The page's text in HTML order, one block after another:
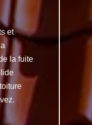
et
la fuite